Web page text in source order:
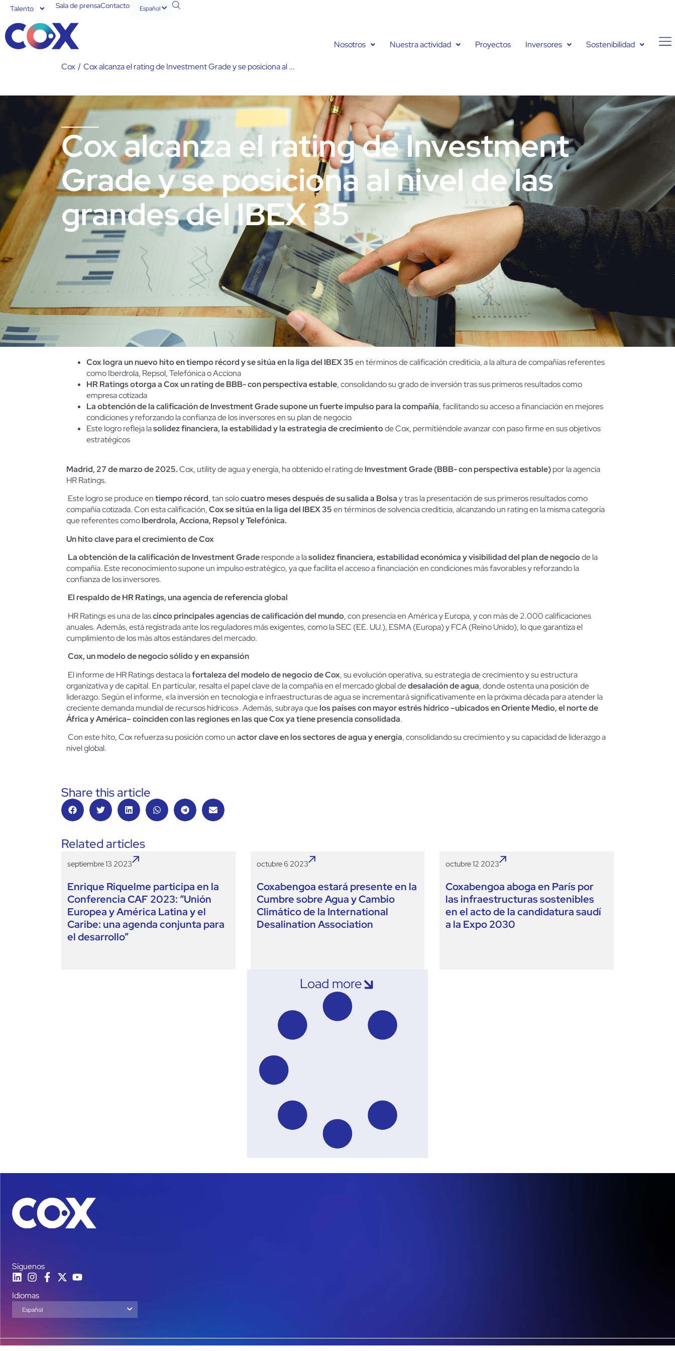
Talento Sala de prensaContacto Español
English
Nosotros Nuestra actividad Proyectos Inversores Sostenibilidad
Cox / Cox alcanza el rating de Investment Grade y se posiciona al ...
Cox alcanza el rating de Investment
Grade y se posiciona al nivel de las
grandes del IBEX 35
Cox logra un nuevo hito en tiempo récord y se sitúa en la liga del IBEX 35en términos de calificación crediticia, a la altura de compañías referentes
como Iberdrola, Repsol, Telefónica o Acciona
HR Ratings otorga a Cox un rating de BBB- con perspectiva estable, consolidando su grado de inversión tras sus primeros resultados como
empresa cotizada
La obtención de la calificación de Investment Grade supone un fuerte impulso para la compañía, facilitando su acceso a financiación en mejores
condiciones y reforzando la confianza de los inversores en su plan de negocio
Este logro refleja lasolidez financiera, la estabilidad y la estrategia de crecimientode Cox, permitiéndole avanzar con paso firme en sus objetivos
estratégicos
Madrid, 27 de marzo de 2025.Cox, utility de agua y energía, ha obtenido el rating deInvestment Grade(BBB- con perspectiva estable)por la agencia
HR Ratings.
Este logro se produce entiempo récord, tan solocuatro meses después de su salida a Bolsay tras la presentación de sus primeros resultados como
compañía cotizada. Con esta calificación,Cox se sitúa en la liga del IBEX 35en términos de solvencia crediticia, alcanzando un rating en la misma categoría
que referentes comoIberdrola, Acciona, Repsol y Telefónica.
Un hito clave para el crecimiento de Cox
La obtención de la calificación deInvestment Graderesponde a lasolidez financiera, estabilidad económica y visibilidad del plan de negociode la
compañía. Este reconocimiento supone un impulso estratégico, ya que facilita el acceso a financiación en condiciones más favorables y reforzando la
confianza de los inversores.
El respaldo de HR Ratings, una agencia de referencia global
HR Ratings es una de lascinco principales agencias de calificación del mundo, con presencia en América y Europa, y con más de 2.000 calificaciones
anuales. Además, está registrada ante los reguladores más exigentes, como la SEC (EE. UU.), ESMA (Europa) y FCA (Reino Unido), lo que garantiza el
cumplimiento de los más altos estándares del mercado.
Cox, un modelo de negocio sólido y en expansión
El informe de HR Ratings destaca lafortaleza del modelo de negocio de Cox, su evolución operativa, su estrategia de crecimiento y su estructura
organizativa y de capital. En particular, resalta el papel clave de la compañía en el mercado global dedesalación de agua, donde ostenta una posición de
liderazgo. Según el informe, «la inversión en tecnología e infraestructuras de agua se incrementará significativamente en la próxima década para atender la
creciente demanda mundial de recursos hídricos». Además, subraya quelos países con mayor estrés hídrico –ubicados en Oriente Medio, el norte de
África y América– coinciden con las regiones en las que Cox ya tiene presencia consolidada.
Con este hito, Cox refuerza su posición como unactor clave en los sectores de agua y energía, consolidando su crecimiento y su capacidad de liderazgo a
nivel global.
Share this article
Related articles
septiembre 13 2023
Enrique Riquelme participa en la
Conferencia CAF 2023: “Unión
Europea y América Latina y el
Caribe: una agenda conjunta para
el desarrollo”
octubre 6 2023
Coxabengoa estará presente en la
Cumbre sobre Agua y Cambio
Climático de la International
Desalination Association
octubre 12 2023
Coxabengoa aboga en París por
las infraestructuras sostenibles
en el acto de la candidatura saudí
a la Expo 2030
Load more
Síguenos
Idiomas
Español
English